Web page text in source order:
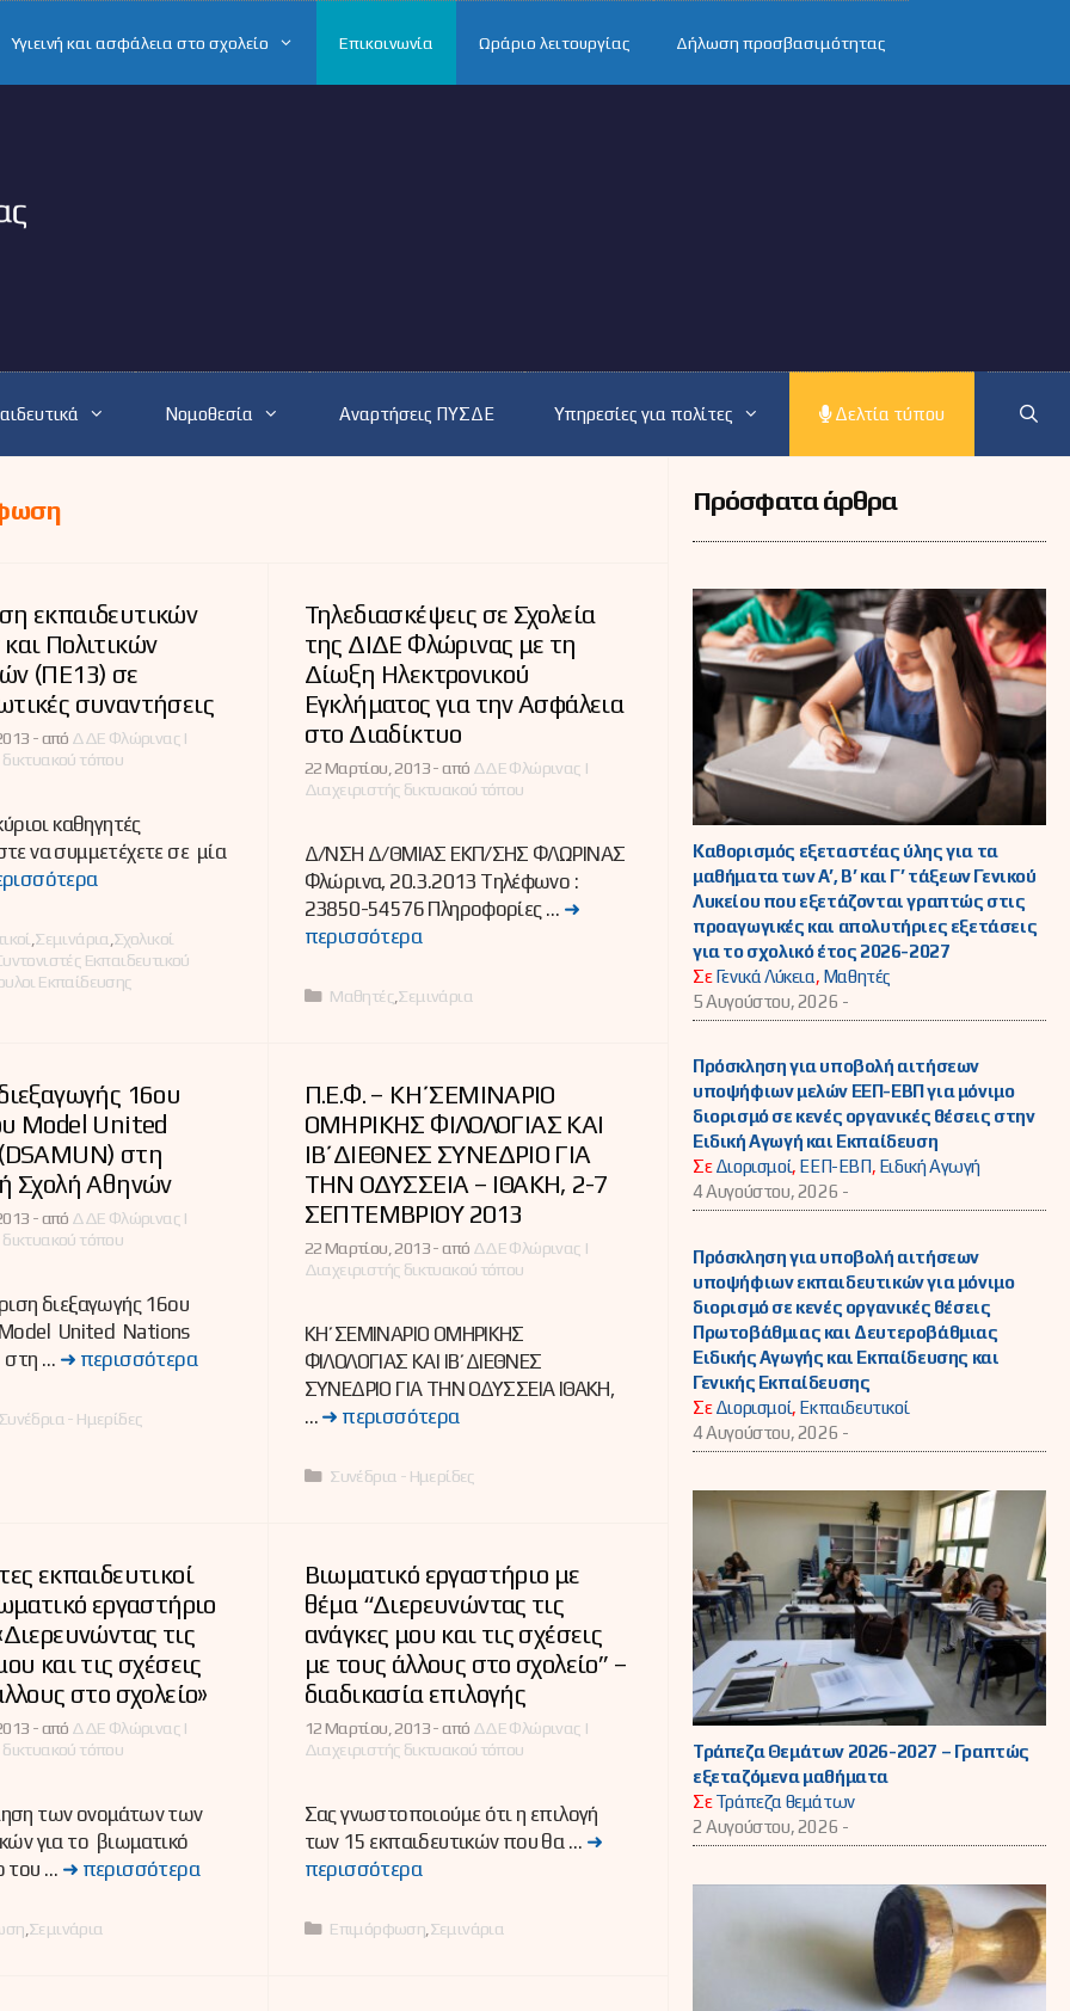
Υγιεινή και ασφάλεια στο σχολείο Επικοινωνία Ωράριο λειτουργίας Δήλωση προσβασιμότητας
Νομοθεσία Αναρτήσεις ΠΥΣΔΕ Υπηρεσίες για πολίτες Δελτία τύπου
εκπαιδευτικών
Πολιτικών
(ΠΕ13) σε
συναντήσεις
-από ΔΔΕ Φλώρινας |
δικτυακού τόπου
καθηγητές
να συμμετέχετε σε μία
Σεμινάρια Σχολικοί
Εκπαιδευτικού
Εκπαίδευσης
Τηλεδιασκέψεις σε Σχολεία
της ΔΙΔΕ Φλώρινας με τη
Δίωξη Ηλεκτρονικού
Εγκλήματος για την Ασφάλεια
στο Διαδίκτυο
22 Μαρτίου, 2013 -από ΔΔΕ Φλώρινας |
Διαχειριστής δικτυακού τόπου
Δ/ΝΣΗ Δ/ΘΜΙΑΣ ΕΚΠ/ΣΗΣ ΦΛΩΡΙΝΑΣ
Φλώρινα, 20.3.2013 Tηλέφωνο :
23850-54576 Πληροφορίες … ➜
περισσότερα
Κατηγορίες
Μαθητές, Σεμινάρια
16ου
Model United
στη
Σχολή Αθηνών
-από ΔΔΕ Φλώρινας |
δικτυακού τόπου
διεξαγωγής 16ου
United Nations
στη … ➜ περισσότερα
Συνέδρια - Ημερίδες
Π.Ε.Φ. – ΚΗ΄ΣΕΜΙΝΑΡΙΟ
ΟΜΗΡΙΚΗΣ ΦΙΛΟΛΟΓΙΑΣ ΚΑΙ
ΙΒ΄ΔΙΕΘΝΕΣ ΣΥΝΕΔΡΙΟ ΓΙΑ
ΤΗΝ ΟΔΥΣΣΕΙΑ – ΙΘΑΚΗ, 2-7
ΣΕΠΤΕΜΒΡΙΟΥ 2013
22 Μαρτίου, 2013 -από ΔΔΕ Φλώρινας |
Διαχειριστής δικτυακού τόπου
ΚΗ΄ΣΕΜΙΝΑΡΙΟ ΟΜΗΡΙΚΗΣ
ΦΙΛΟΛΟΓΙΑΣ ΚΑΙ ΙΒ΄ΔΙΕΘΝΕΣ
ΣΥΝΕΔΡΙΟ ΓΙΑ ΤΗΝ ΟΔΥΣΣΕΙΑ ΙΘΑΚΗ,
… ➜ περισσότερα
Κατηγορίες
Συνέδρια - Ημερίδες
εκπαιδευτικοί
εργαστήριο
τις
και τις σχέσεις
στο σχολείο»
-από ΔΔΕ Φλώρινας |
δικτυακού τόπου
των ονομάτων των
για το βιωματικό
του … ➜ περισσότερα
Σεμινάρια
Βιωματικό εργαστήριο με
θέμα “Διερευνώντας τις
ανάγκες μου και τις σχέσεις
με τους άλλους στο σχολείο” –
διαδικασία επιλογής
12 Μαρτίου, 2013 -από ΔΔΕ Φλώρινας |
Διαχειριστής δικτυακού τόπου
Σας γνωστοποιούμε ότι η επιλογή
των 15 εκπαιδευτικών που θα … ➜
περισσότερα
Κατηγορίες
Επιμόρφωση Σεμινάρια
Πρόσφατα άρθρα
Καθορισμός εξεταστέας ύλης για τα
μαθήματα των Α’, Β’ και Γ’ τάξεων Γενικού
Λυκείου που εξετάζονται γραπτώς στις
προαγωγικές και απολυτήριες εξετάσεις
για το σχολικό έτος 2026-2027
ΣεΓενικά Λύκεια, Μαθητές
5 Αυγούστου, 2026 -
Πρόσκληση για υποβολή αιτήσεων
υποψήφιων μελών ΕΕΠ-ΕΒΠ για μόνιμο
διορισμό σε κενές οργανικές θέσεις στην
Ειδική Αγωγή και Εκπαίδευση
ΣεΔιορισμοί, ΕΕΠ-ΕΒΠ, Ειδική Αγωγή
4 Αυγούστου, 2026 -
Πρόσκληση για υποβολή αιτήσεων
υποψήφιων εκπαιδευτικών για μόνιμο
διορισμό σε κενές οργανικές θέσεις
Πρωτοβάθμιας και Δευτεροβάθμιας
Ειδικής Αγωγής και Εκπαίδευσης και
Γενικής Εκπαίδευσης
ΣεΔιορισμοί, Εκπαιδευτικοί
4 Αυγούστου, 2026 -
Τράπεζα Θεμάτων 2026-2027 – Γραπτώς
εξεταζόμενα μαθήματα
ΣεΤράπεζα θεμάτων
2 Αυγούστου, 2026 -